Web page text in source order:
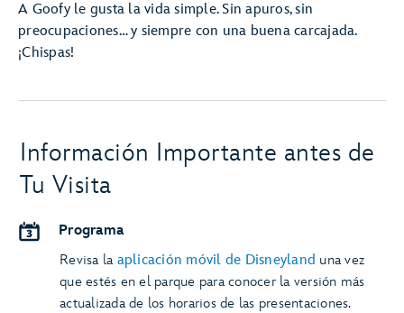
A Goofy le gusta la vida simple. Sin apuros, sin
preocupaciones… y siempre con una buena carcajada.
¡Chispas!
Información Importante antes de
Tu Visita
Programa
Revisa la aplicación móvil de Disneyland una vez
que estés en el parque para conocer la versión más
actualizada de los horarios de las presentaciones.